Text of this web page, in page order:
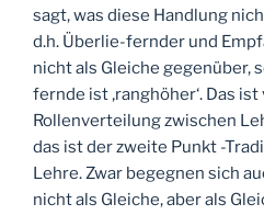
sagt, was diese Handlung
d.h. Überlie-fernder und
nicht als Gleiche gegenüber,
fernde ist ‚ranghöher‘. Das
Rollenverteilung zwischen
das ist der zweite Punkt -
Lehre. Zwar begegnen sich
nicht als Gleiche, aber als